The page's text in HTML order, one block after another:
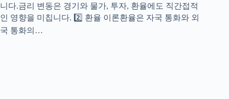
니다.금리 변동은 경기와 물가, 투자, 환율에도 직간접적
인 영향을 미칩니다. 2️⃣ 환율 이론환율은 자국 통화와 외
국 통화의…